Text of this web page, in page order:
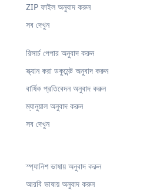
রিসার্চ পেপার অনুবাদ করুন
স্ক্যান করা ডকুমেন্ট অনুবাদ করুন
বার্ষিক প্রতিবেদন অনুবাদ করুন
ম্যানুয়াল অনুবাদ করুন
সব দেখুন
স্প্যানিশ ভাষায় অনুবাদ করুন
আরবি ভাষায় অনুবাদ করুন
ZIP ফাইল অনুবাদ করুন
সব দেখুন